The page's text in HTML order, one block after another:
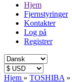
Hjem
Fjernstyringer
Kontakter
Log på
Registrer
Hjem » TOSHIBA »